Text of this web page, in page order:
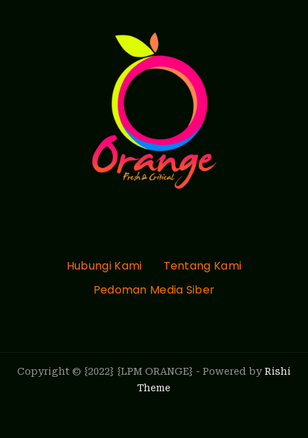
Hubungi Kami
Tentang Kami
Pedoman Media Siber
Copyright © {2022} {LPM ORANGE} - Powered byRishi
Theme